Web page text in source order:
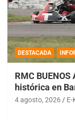
DESTACADA
RMC
histórica en
4 agosto, 2026 E-